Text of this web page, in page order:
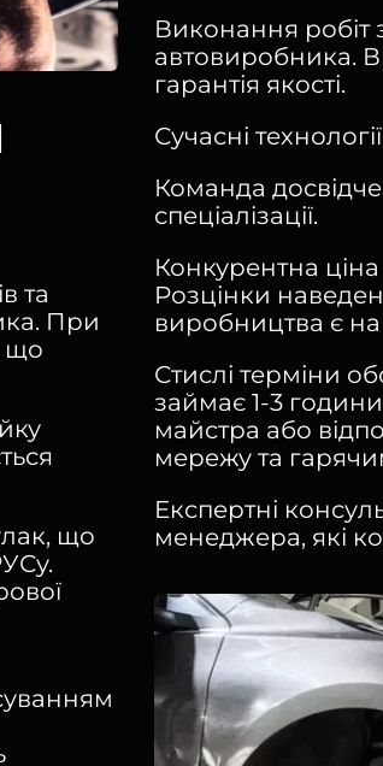
та
При
що
що
Виконання робіт
автовиробника.
гарантія якості.
Сучасні
Команда
спеціалізації.
Конкурентна
Розцінки
виробництва є на
Стислі терміни
займає 1-3
майстра або
мережу та
Експертні
менеджера, які